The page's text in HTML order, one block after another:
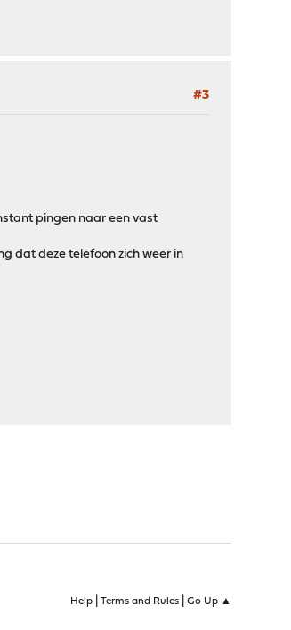
#3
pingen naar een vast
dat deze telefoon zich weer in
Help| Terms and Rules| Go Up ▲